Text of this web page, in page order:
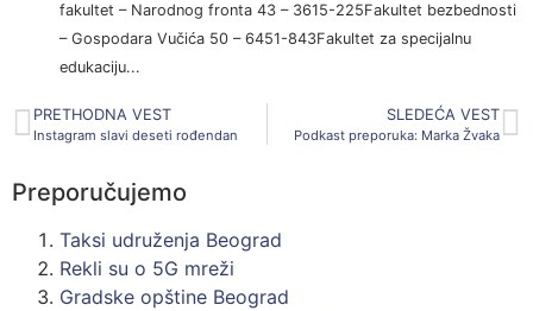
fakultet – Narodnog fronta 43 – 3615-225Fakultet bezbednosti
– Gospodara Vučića 50 – 6451-843Fakultet za specijalnu
edukaciju...
PRETHODNA VEST
Instagram slavi deseti rođendan
SLEDEĆA VEST
Podkast preporuka: Marka Žvaka
Preporučujemo
Taksi udruženja Beograd
Rekli su o 5G mreži
Gradske opštine Beograd